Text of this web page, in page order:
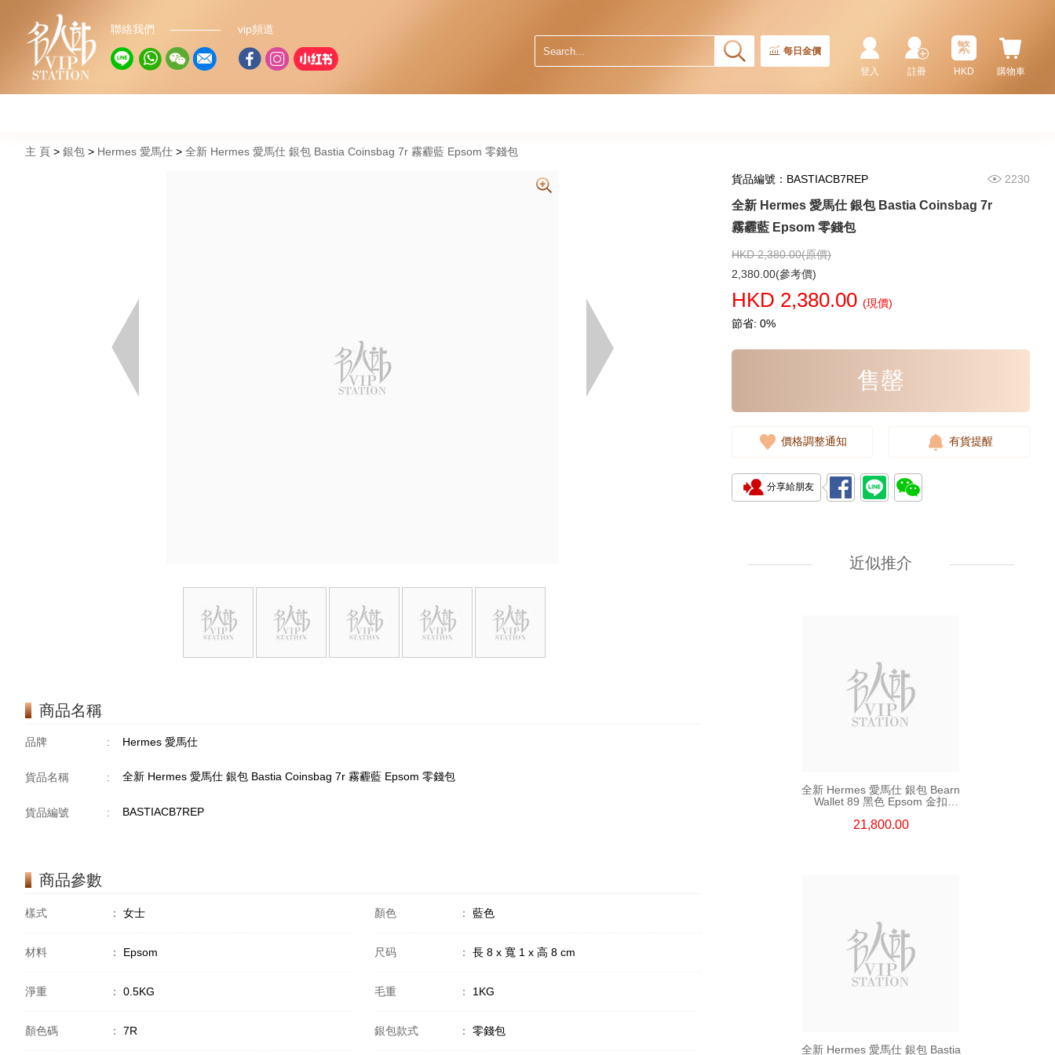
聯絡我們 vip頻道
每日金價
購物車
繁
HKD
註冊
登入
主 頁 銀包 Hermes 愛馬仕 全新 Hermes 愛馬仕 銀包 Bastia Coinsbag 7r 霧霾藍 Epsom 零錢包
商品名稱
品牌 : Hermes 愛馬仕
貨品名稱 : 全新 Hermes 愛馬仕 銀包 Bastia Coinsbag 7r 霧霾藍 Epsom 零錢包
貨品編號 : BASTIACB7REP
商品參數
樣式 ： 女士 顏色 ： 藍色
材料 ： Epsom 尺码 ： 長 8 x 寬 1 x 高 8 cm
淨重 ： 0.5KG 毛重 ： 1KG
顏色碼 ： 7R 銀包款式 ： 零錢包
貨品編號：BASTIACB7REP 2230
全新 Hermes 愛馬仕 銀包 Bastia Coinsbag 7r
霧霾藍 Epsom 零錢包
HKD 2,380.00(原價)
2,380.00(參考價)
HKD 2,380.00 (現價)
節省: 0%
售罄
價格調整通知 有貨提醒
分享給朋友
近似推介
卡片套
3,280.00
全新 Hermes 愛馬仕 銀包 Roulis
Slim 5r 驚艷粉 Chevre 銀扣
短身抽帶款銀包
13,800.00
Evercolor 銀扣 短身鎖扣款銀包
19,800.00
全新 Hermes 愛馬仕 銀包 Bearn
Wallet 89 黑色 Epsom 金扣
21,800.00
全新 Hermes 愛馬仕 銀包 Bastia